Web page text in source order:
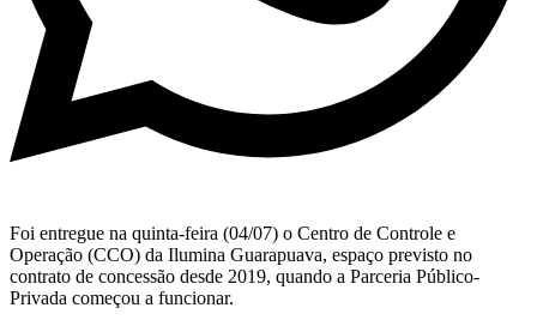
Foi entregue na quinta-feira (04/07) o Centro de Controle e
Operação (CCO) da Ilumina Guarapuava, espaço previsto no
contrato de concessão desde 2019, quando a Parceria Público-
Privada começou a funcionar.